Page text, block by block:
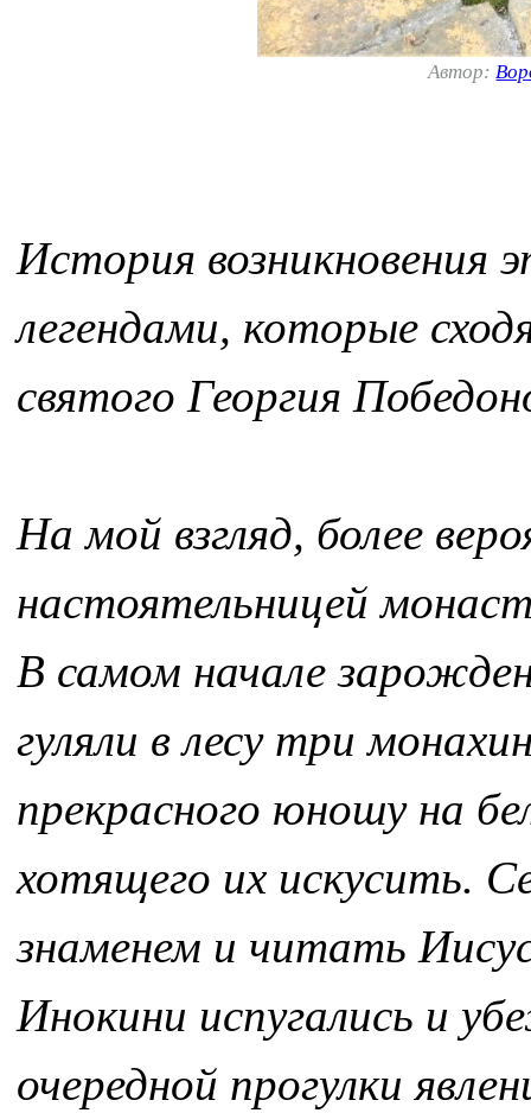
Автор:
История возникновения
легендами, которые
святого Георгия
На мой взгляд, более
настоятельницей
В самом начале
гуляли в лесу три
прекрасного юношу на
хотящего их искусить.
знаменем и читать
Инокини испугались и
очередной прогулки